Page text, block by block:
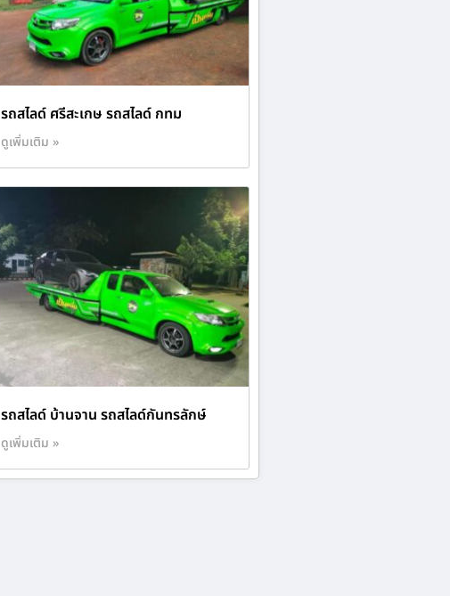
รถสไลด์ ศรีสะเกษ รถสไลด์ กทม
ดูเพิ่มเติม »
รถสไลด์ บ้านจาน รถสไลด์กันทรลักษ์
ดูเพิ่มเติม »